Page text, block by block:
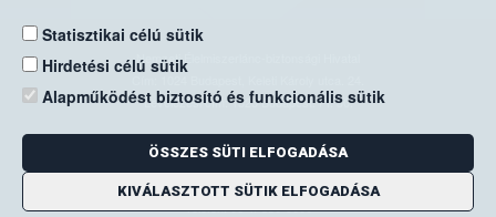
Statisztikai célú sütik
Hirdetési célú sütik
Alapműködést biztosító és funkcionális sütik
ÖSSZES SÜTI ELFOGADÁSA
KIVÁLASZTOTT SÜTIK ELFOGADÁSA
Nemzeti Élelmiszerlánc-biztonsági Hivatal
Levelezési cím: 1525 Budapest. Pf. 30.
E-mail:ugyfelszolgalat@nebih.gov.hu
Zöld szám: 06-80/263-244
Telefon: 06-1/ 336-9000